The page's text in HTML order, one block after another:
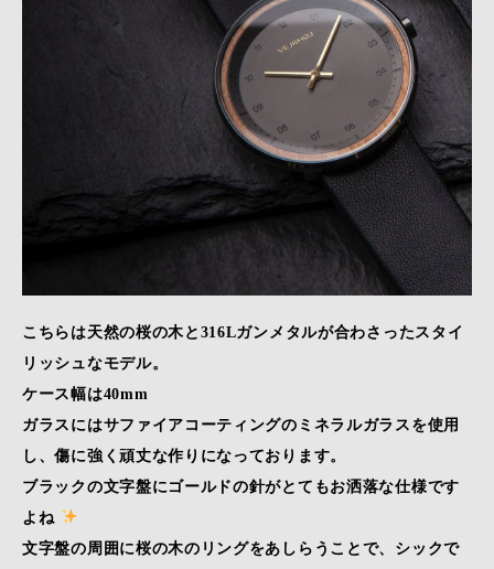
こちらは天然の桜の木と316Lガンメタルが合わさったスタイ
リッシュなモデル。
ケース幅は40mm
ガラスにはサファイアコーティングのミネラルガラスを使用
し、傷に強く頑丈な作りになっております。
ブラックの文字盤にゴールドの針がとてもお洒落な仕様です
よね
文字盤の周囲に桜の木のリングをあしらうことで、シックで